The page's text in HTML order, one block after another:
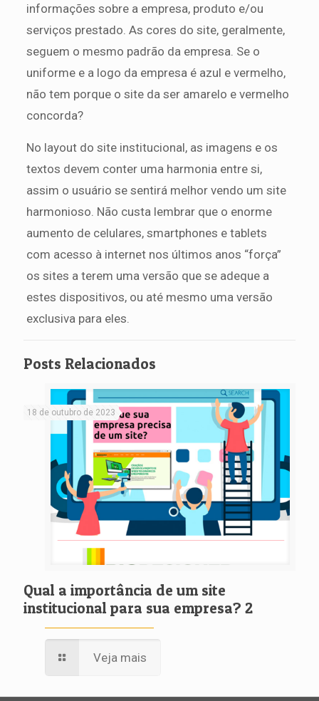
informações sobre a empresa, produto e/ou
serviços prestado. As cores do site, geralmente,
seguem o mesmo padrão da empresa. Se o
uniforme e a logo da empresa é azul e vermelho,
não tem porque o site da ser amarelo e vermelho
concorda?
No layout do site institucional, as imagens e os
textos devem conter uma harmonia entre si,
assim o usuário se sentirá melhor vendo um site
harmonioso. Não custa lembrar que o enorme
aumento de celulares, smartphones e tablets
com acesso à internet nos últimos anos “força”
os sites a terem uma versão que se adeque a
estes dispositivos, ou até mesmo uma versão
exclusiva para eles.
Posts Relacionados
18 de outubro de 2023
Qual a importância de um site
institucional para sua empresa? 2
Veja mais